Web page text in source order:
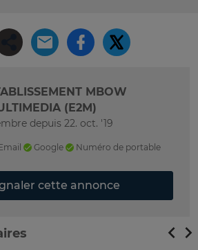
MBOW
(E2M)
depuis 22. oct. '19
Google Numéro de portable
cette annonce